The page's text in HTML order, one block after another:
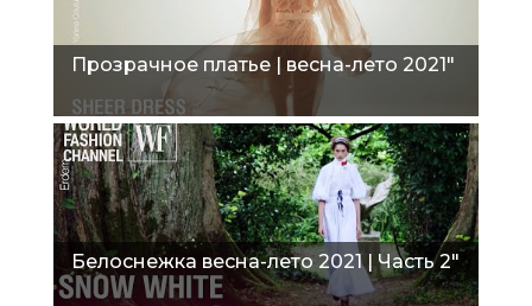
Прозрачное платье | весна-лето 2021"
Белоснежка весна-лето 2021 | Часть 2"